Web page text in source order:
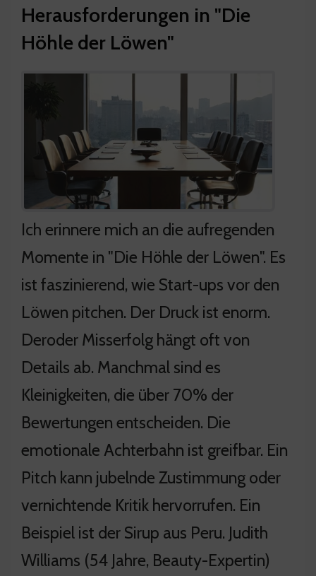
Herausforderungen in "Die
Höhle der Löwen"
Ich erinnere mich an die aufregenden
Momente in "Die Höhle der Löwen". Es
ist faszinierend, wie Start-ups vor den
Löwen pitchen. Der Druck ist enorm.
Deroder Misserfolg hängt oft von
Details ab. Manchmal sind es
Kleinigkeiten, die über 70% der
Bewertungen entscheiden. Die
emotionale Achterbahn ist greifbar. Ein
Pitch kann jubelnde Zustimmung oder
vernichtende Kritik hervorrufen. Ein
Beispiel ist der Sirup aus Peru. Judith
Williams (54 Jahre, Beauty-Expertin)